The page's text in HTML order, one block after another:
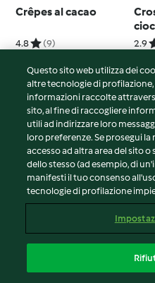
Crêpes al cacao
4.8 (9) 2.9
© Copyright 2026
Termini del servizio
Informativa sulla privacy
Avvertenze generali
Note legali
Contenuto del rapporto
Dichiarazione di accessibilità
Questo sito web utilizza dei
altre tecnologie di profilazione,
informazioni raccolte
sito, al fine di raccogliere
utili ad indirizzare loro
loro preferenze. Se prosegui
accesso ad altra area del sito
dello stesso (ad esempio, di
manifesti il tuo consenso
tecnologie di profilazione